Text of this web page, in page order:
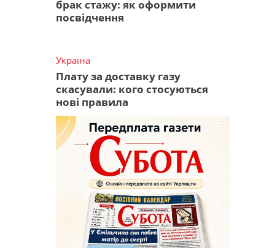
брак стажу: як оформити
посвідчення
Україна
Плату за доставку газу
скасували: кого стосуються
нові правила